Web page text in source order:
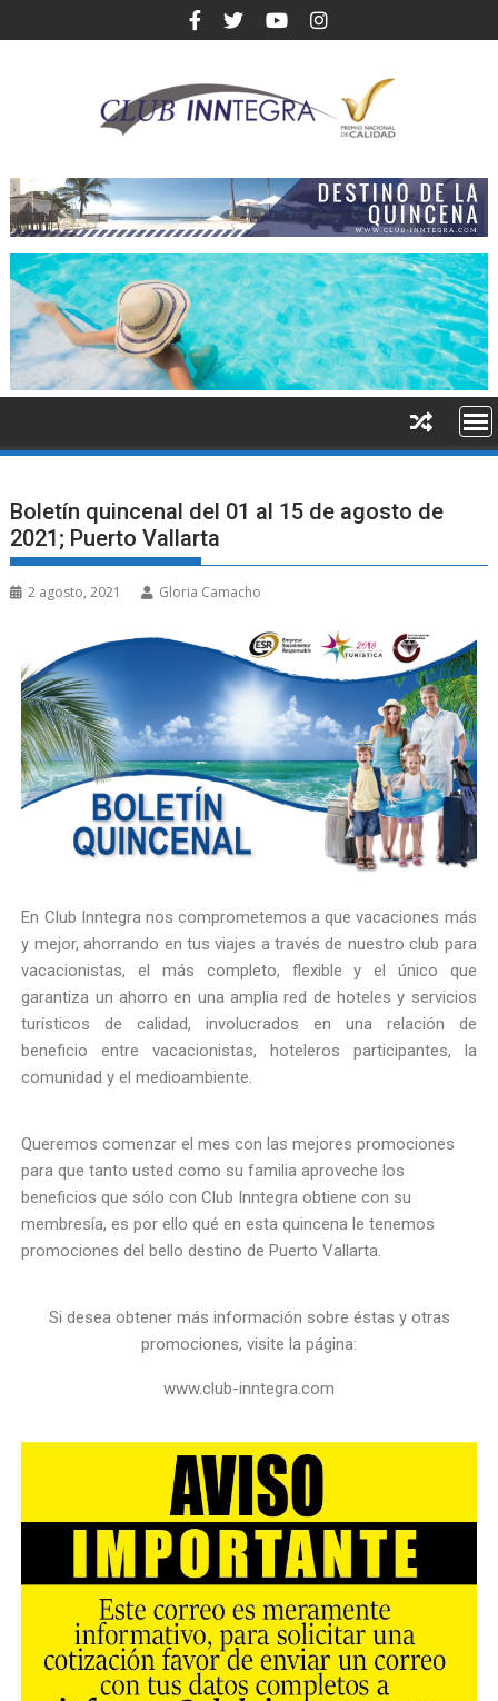
Boletín quincenal del 01 al 15 de agosto de
2021; Puerto Vallarta
2 agosto, 2021 Gloria Camacho
En Club Inntegra nos comprometemos a que vacaciones más
y mejor, ahorrando en tus viajes a través de nuestro club para
vacacionistas, el más completo, flexible y el único que
garantiza un ahorro en una amplia red de hoteles y servicios
turísticos de calidad, involucrados en una relación de
beneficio entre vacacionistas, hoteleros participantes, la
comunidad y el medioambiente.
Queremos comenzar el mes con las mejores promociones
para que tanto usted como su familia aproveche los
beneficios que sólo con Club Inntegra obtiene con su
membresía, es por ello qué en esta quincena le tenemos
promociones del bello destino de Puerto Vallarta.
Si desea obtener más información sobre éstas y otras
promociones, visite la página:
www.club-inntegra.com